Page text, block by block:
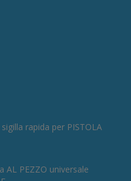
rapida per PISTOLA
AL PEZZO universale